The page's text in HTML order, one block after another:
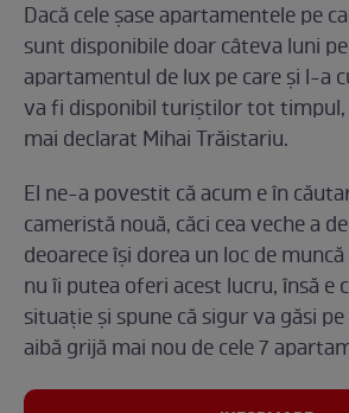
Dacă cele șase apartamentele pe
sunt disponibile doar câteva luni
apartamentul de lux pe care și l-a
va fi disponibil turiștilor tot timpul,
mai declarat Mihai Trăistariu.
El ne-a povestit că acum e în
cameristă nouă, căci cea veche a
deoarece își dorea un loc de
nu îi putea oferi acest lucru, însă e
situație și spune că sigur va găsi
aibă grijă mai nou de cele 7